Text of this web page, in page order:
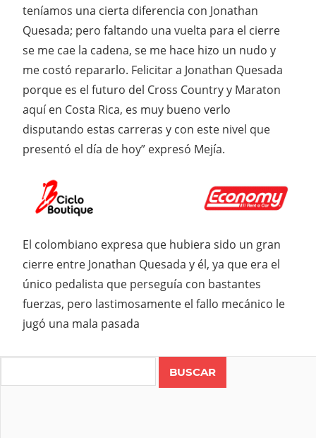
teníamos una cierta diferencia con Jonathan
Quesada; pero faltando una vuelta para el cierre
se me cae la cadena, se me hace hizo un nudo y
me costó repararlo. Felicitar a Jonathan Quesada
porque es el futuro del Cross Country y Maraton
aquí en Costa Rica, es muy bueno verlo
disputando estas carreras y con este nivel que
presentó el día de hoy” expresó Mejía.
El colombiano expresa que hubiera sido un gran
cierre entre Jonathan Quesada y él, ya que era el
único pedalista que perseguía con bastantes
fuerzas, pero lastimosamente el fallo mecánico le
jugó una mala pasada